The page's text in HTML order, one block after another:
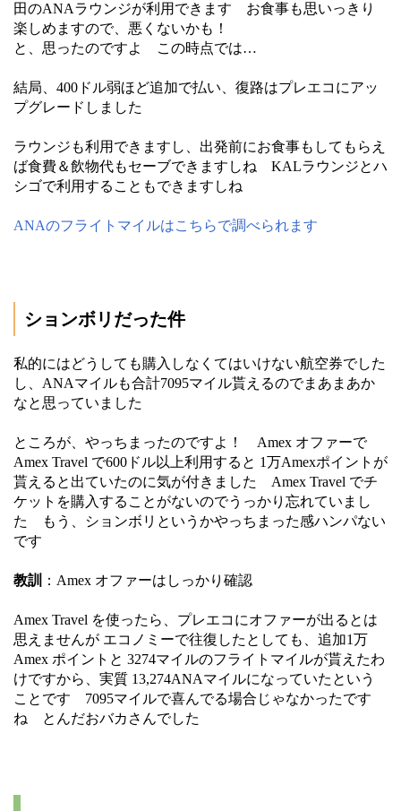
田のANAラウンジが利用できます お食事も思いっきり
楽しめますので、悪くないかも！
と、思ったのですよ この時点では…
結局、400ドル弱ほど追加で払い、復路はプレエコにアッ
プグレードしました
ラウンジも利用できますし、出発前にお食事もしてもらえ
ば食費＆飲物代もセーブできますしね KALラウンジとハ
シゴで利用することもできますしね
ANAのフライトマイルはこちらで調べられます
ションボリだった件
私的にはどうしても購入しなくてはいけない航空券でした
し、ANAマイルも合計7095マイル貰えるのでまあまあか
なと思っていました
ところが、やっちまったのですよ！ Amex オファーで
Amex Travel で600ドル以上利用すると 1万Amexポイントが
貰えると出ていたのに気が付きました Amex Travel でチ
ケットを購入することがないのでうっかり忘れていまし
た もう、ションボリというかやっちまった感ハンパない
です
教訓 ：Amex オファーはしっかり確認
Amex Travel を使ったら、プレエコにオファーが出るとは
思えませんが エコノミーで往復したとしても、追加1万
Amex ポイントと 3274マイルのフライトマイルが貰えたわ
けですから、実質 13,274ANAマイルになっていたという
ことです 7095マイルで喜んでる場合じゃなかったです
ね とんだおバカさんでした